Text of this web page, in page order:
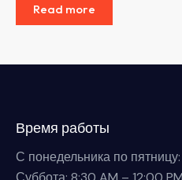
Read more
Время работы
С понедельника по